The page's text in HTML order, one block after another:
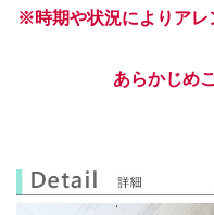
※時期や状況によりアレ
あらかじめ